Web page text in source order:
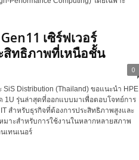
เซิร์ฟเวอร์
สิทธิภาพที่เหนือชั้น
0
SiS Distribution (Thailand) ขอแนะนำ HPE
1U รุ่นล่าสุดที่ออกแบบมาเพื่อตอบโจทย์การ
สำหรับธุรกิจที่ต้องการประสิทธิภาพสูงและ
มาะสำหรับการใช้งานในหลากหลายสภาพ
เทนเนอร์